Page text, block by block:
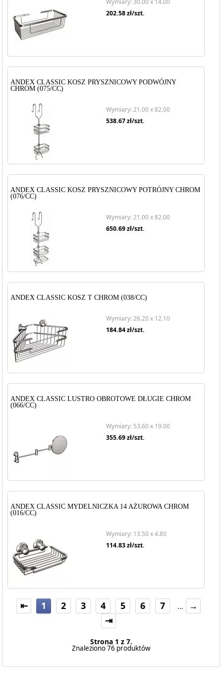
Wymiary: 30.00 x 14.00
202.58zł/szt.
ANDEX CLASSIC KOSZ PRYSZNICOWY PODWÓJNY
CHROM (075/CC)
Wymiary: 21.00 x 82.00
538.67zł/szt.
ANDEX CLASSIC KOSZ PRYSZNICOWY POTRÓJNY CHROM
(076/CC)
Wymiary: 21.00 x 82.00
650.69zł/szt.
ANDEX CLASSIC KOSZ T CHROM (038/CC)
Wymiary: 26.20 x 12.10
184.84zł/szt.
ANDEX CLASSIC LUSTRO OBROTOWE DŁUGIE CHROM
(066/CC)
Wymiary: 53.60 x 19.00
355.69zł/szt.
ANDEX CLASSIC MYDELNICZKA 14 AŻUROWA CHROM
(016/CC)
Wymiary: 13.50 x 4.80
114.83zł/szt.
⇤ 1 2 3 4 5 6 7 ...
→
⇥
Strona 1 z 7.
Znaleziono 76 produktów